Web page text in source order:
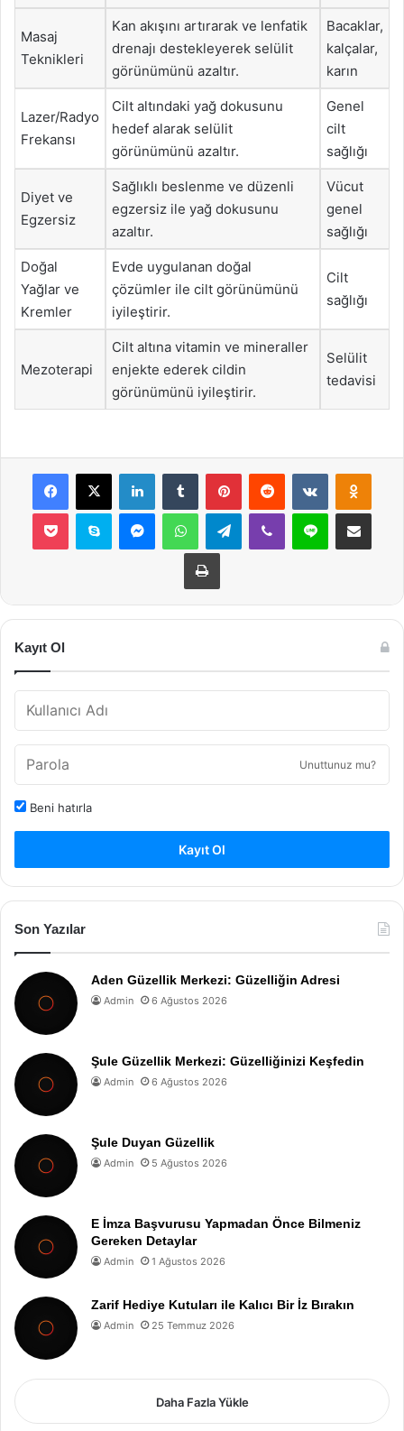
Masaj
Teknikleri
Kan akışını artırarak ve lenfatik
drenajı destekleyerek selülit
görünümünü azaltır.
Bacaklar,
kalçalar,
karın
Lazer/Radyo
Frekansı
Cilt altındaki yağ dokusunu
hedef alarak selülit
görünümünü azaltır.
Genel
cilt
sağlığı
Diyet ve
Egzersiz
Sağlıklı beslenme ve düzenli
egzersiz ile yağ dokusunu
azaltır.
Vücut
genel
sağlığı
Doğal
Yağlar ve
Kremler
Evde uygulanan doğal
çözümler ile cilt görünümünü
iyileştirir.
Cilt
sağlığı
Mezoterapi
Cilt altına vitamin ve mineraller
enjekte ederek cildin
görünümünü iyileştirir.
Selülit
tedavisi
Facebook
X LinkedInTumblr PinterestReddit VKontakte
Pocket Skype MessengerWhatsAppTelegramViber Line E-Posta ile
Yazdır
Kayıt Ol
Unuttunuz mu?
Beni hatırla
Kayıt Ol
Son Yazılar
Aden Güzellik Merkezi: Güzelliğin Adresi
Admin 6 Ağustos 2026
Şule Güzellik Merkezi: Güzelliğinizi Keşfedin
Admin 6 Ağustos 2026
Şule Duyan Güzellik
Admin 5 Ağustos 2026
E İmza Başvurusu Yapmadan Önce Bilmeniz
Gereken Detaylar
Admin 1 Ağustos 2026
Zarif Hediye Kutuları ile Kalıcı Bir İz Bırakın
Admin 25 Temmuz 2026
Daha Fazla Yükle